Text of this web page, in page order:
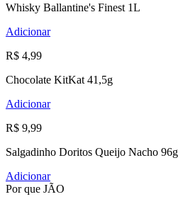
Whisky Ballantine's Finest 1L
Adicionar
R$ 4,99
Chocolate KitKat 41,5g
Adicionar
R$ 9,99
Salgadinho Doritos Queijo Nacho 96g
Adicionar
Por que JÃO